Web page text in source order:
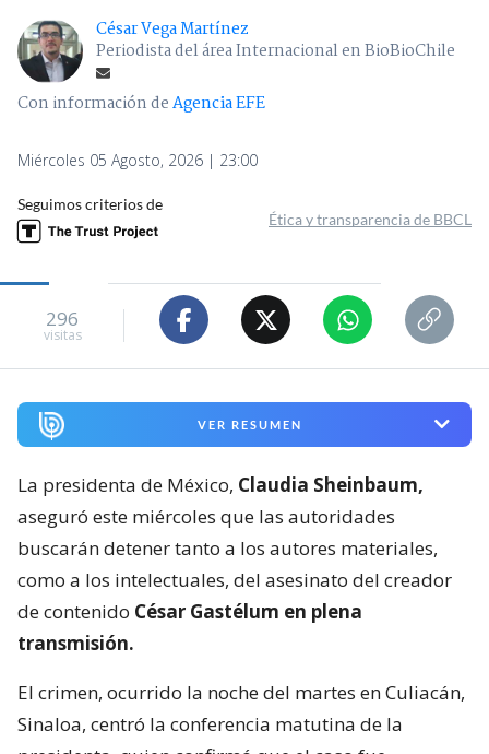
César Vega Martínez
Periodista del área Internacional en BioBioChile
Con información deAgencia EFE
Miércoles 05 Agosto, 2026 | 23:00
Seguimos criterios de
Ética y transparencia de BBCL
296
visitas
VER RESUMEN
La presidenta de México, Claudia Sheinbaum,
aseguró este miércoles que las autoridades
buscarán detener tanto a los autores materiales,
como a los intelectuales, del asesinato del creador
de contenido César Gastélum en plena
transmisión.
El crimen, ocurrido la noche del martes en Culiacán,
Sinaloa, centró la conferencia matutina de la